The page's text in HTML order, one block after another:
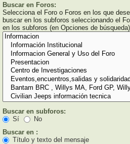
Buscar en Foros:
Selecciona el Foro o Foros en los que
buscar en los subforos seleccionando el
en los subforos (en Opciones de
Buscar en subforos:
Sí
No
Buscar en :
Título y texto del mensaje